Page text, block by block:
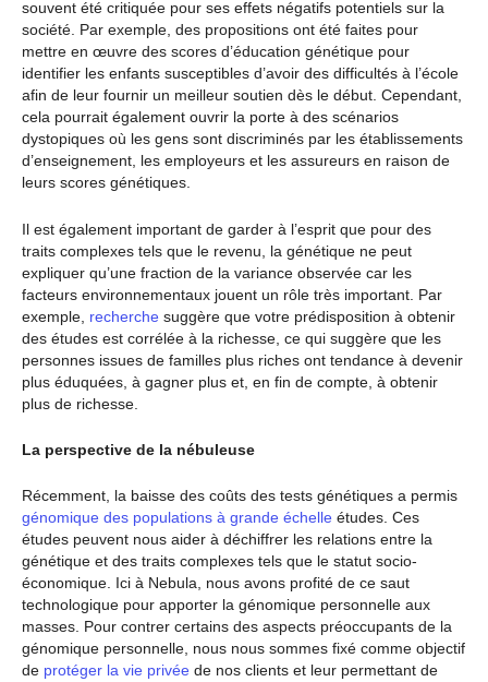
souvent été critiquée pour ses effets négatifs potentiels sur la
société. Par exemple, des propositions ont été faites pour
mettre en œuvre des scores d’éducation génétique pour
identifier les enfants susceptibles d’avoir des difficultés à l’école
afin de leur fournir un meilleur soutien dès le début. Cependant,
cela pourrait également ouvrir la porte à des scénarios
dystopiques où les gens sont discriminés par les établissements
d’enseignement, les employeurs et les assureurs en raison de
leurs scores génétiques.
Il est également important de garder à l’esprit que pour des
traits complexes tels que le revenu, la génétique ne peut
expliquer qu’une fraction de la variance observée car les
facteurs environnementaux jouent un rôle très important. Par
exemple, recherche suggère que votre prédisposition à obtenir
des études est corrélée à la richesse, ce qui suggère que les
personnes issues de familles plus riches ont tendance à devenir
plus éduquées, à gagner plus et, en fin de compte, à obtenir
plus de richesse.
La perspective de la nébuleuse
Récemment, la baisse des coûts des tests génétiques a permis
génomique des populations à grande échelle études. Ces
études peuvent nous aider à déchiffrer les relations entre la
génétique et des traits complexes tels que le statut socio-
économique. Ici à Nebula, nous avons profité de ce saut
technologique pour apporter la génomique personnelle aux
masses. Pour contrer certains des aspects préoccupants de la
génomique personnelle, nous nous sommes fixé comme objectif
de protéger la vie privée de nos clients et leur permettant de